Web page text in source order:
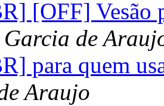
[OFF] Vesão
de
para quem
Araujo